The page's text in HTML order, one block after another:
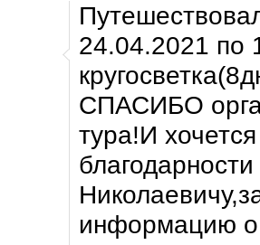
24.04.2021 по
СПАСИБО
тура!И
информацию